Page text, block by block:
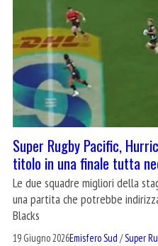
Super Rugby Pacific,
titolo in una finale tutta
Le due squadre migliori della
una partita che potrebbe
Blacks
19 Giugno 2026Emisfero Sud /Super